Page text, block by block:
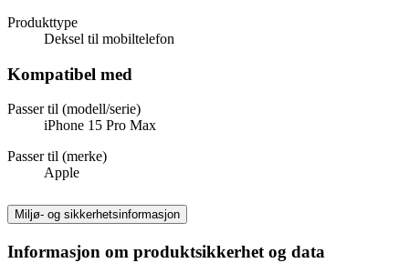
Produkttype
Deksel til mobiltelefon
Kompatibel med
Passer til (modell/serie)
iPhone 15 Pro Max
Passer til (merke)
Apple
Miljø- og sikkerhetsinformasjon
Informasjon om produktsikkerhet og data